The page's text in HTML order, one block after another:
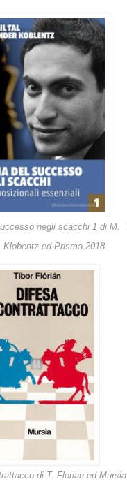
negli scacchi 1 di M.
Klobentz ed Prisma 2018
di T. Florian ed Mursia